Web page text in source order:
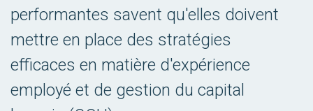
performantes savent qu'elles doivent
mettre en place des stratégies
efficaces en matière d'expérience
employé et de gestion du capital